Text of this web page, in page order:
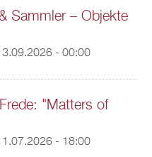
Sammler – Objekte
- 00:00
"Matters of
- 18:00